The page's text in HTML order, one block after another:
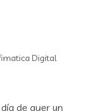
Digital
de ayer un